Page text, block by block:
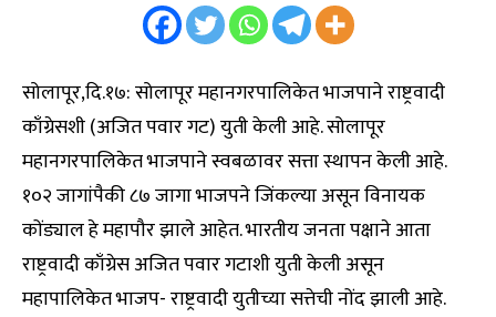
सोलापूर,दि.१७: सोलापूर महानगरपालिकेत भाजपाने राष्ट्रवादी
काँग्रेसशी (अजित पवार गट) युती केली आहे. सोलापूर
महानगरपालिकेत भाजपाने स्वबळावर सत्ता स्थापन केली आहे.
१०२ जागांपैकी ८७ जागा भाजपने जिंकल्या असून विनायक
कोंड्याल हे महापौर झाले आहेत. भारतीय जनता पक्षाने आता
राष्ट्रवादी काँग्रेस अजित पवार गटाशी युती केली असून
महापालिकेत भाजप- राष्ट्रवादी युतीच्या सत्तेची नोंद झाली आहे.